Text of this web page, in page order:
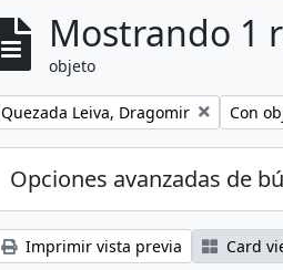
Mostrando 1
objeto
Remove filter:
Quezada Leiva, Dragomir Con
Opciones avanzadas de
Imprimir vista previa Card